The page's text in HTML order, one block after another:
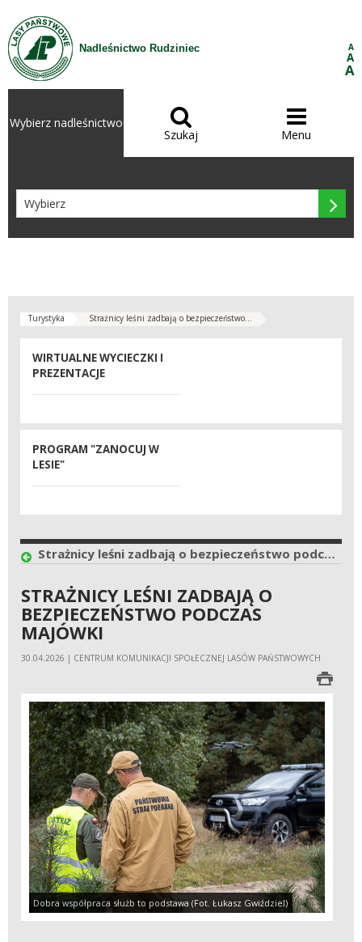
Przejdź do treści
Nadleśnictwo Rudziniec A
A
A
Wybierz nadleśnictwo 
Szukaj

Menu

Turystyka Strażnicy leśni zadbają o bezpieczeństwo...
WIRTUALNE WYCIECZKI I
PREZENTACJE
PROGRAM "ZANOCUJ W
LESIE"
Strażnicy leśni zadbają o bezpieczeństwo podczas majówki
STRAŻNICY LEŚNI ZADBAJĄ O
BEZPIECZEŃSTWO PODCZAS
MAJÓWKI
30.04.2026 | CENTRUM KOMUNIKACJI SPOŁECZNEJ LASÓW PAŃSTWOWYCH
Dobra współpraca służb to podstawa (Fot. Łukasz Gwiździel)